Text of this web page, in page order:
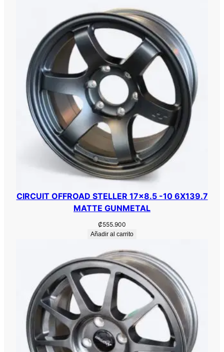
CIRCUIT OFFROAD STELLER 17×8.5 -10 6X139.7
MATTE GUNMETAL
₡555.900
Añadir al carrito